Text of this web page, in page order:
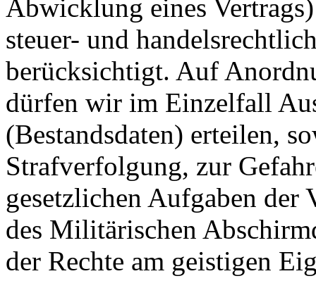
Abwicklung eines
steuer- und
berücksichtigt. Auf
dürfen wir im Einzelfall
(Bestandsdaten) erteilen,
Strafverfolgung, zur
gesetzlichen Aufgaben der
des Militärischen
der Rechte am geistigen